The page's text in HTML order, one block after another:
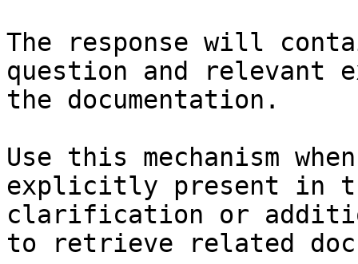
The response will
question and relevant
the documentation.
Use this mechanism
explicitly present in
clarification or